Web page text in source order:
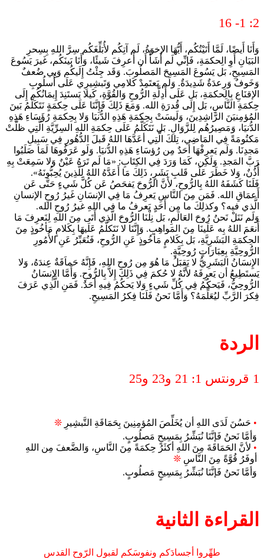
2: 1- 16
وَأَنَا أَيضًا، لَمَّا أَتَيْتُكُم، أَيُّهَا الإخوَةُ، لَم آتِكُم لأُبَلِّغَكُم سِرَّ اللهِ بِسِحرِ
البَيَانِ أَوِ الِحكمَةِ، فَإنِّي لَم أَشَأْ أَن أَعرِفَ شَيئًا، وَأَنَا بَينَكُم، غَيرَ يَسُوعَ
المَسِيحِ، بَل يَسُوعَ المَسِيحَ المَصلُوبَ. وَقَد جِئْتُ إِلَيكُم وَبِي ضُعفٌ
وَخَوفٌ وَرِعدَةٌ شَدِيدَةٌ. وَلَم يَعتَمِدْ كَلامِي وَتَبشِيرِي عَلَى أُسلُوبِ
الإقنَاعِ بِالِحكمَةِ، بَل عَلَى أَدِلَّةِ الرُّوحِ وَالقُوَّةِ، كَيلا يَستَنِدَ إِيمَانُكُم إِلَى
حِكمَةِ النَّاسِ، بَل إِلَى قُدرَةِ الله. وَمَعَ ذَلِكَ فَإِنَّنَا عَلَى حِكمَةٍ نَتَكَلَّمُ بَينَ
المُؤمِنيَنَ الرَّاشِدِينَ، وَلَيسَتْ بِحِكمَةِ هَذِهِ الدُّنيَا وَلا بِحِكمَةِ رُؤَسَاءِ هَذِهِ
الدُّنيَا، وَمَصِيرُهُم لِلزَّوَالِ. بَل نَتَكَلَّمُ عَلَى حِكمَةِ اللهِ السِرِّيَّةِ الَّتِي ظلَّتْ
مَكتُومَةً فِي المَاضِي، تِلكَ الَّتِي أعَدَّهَا اللهُ قَبلَ الدُّهُورِ فِي سَبِيلِ
مَجدِنَا. وَلَم يَعرِفْهَا أحَدٌ مِن رُؤسَاءِ هَذِهِ الدُّنيَا. وَلَو عَرَفُوهَا لَمَا صَلَبُوا
رَبَّ المَجدِ. وَلَكِن، كَمَا وَرَدَ فِي الكِتَابِ: «مَا لَم تَرَهُ عَيْنٌ وَلا سَمِعَتْ بِهِ
أُذُنٌ، وَلا خَطَرَ عَلَى قَلبِ بَشَرٍ، ذَلِكَ مَا أَعَدَّهُ اللهُ لِلَّذِينَ يُحِبُّونَهُ».
فَلَنَا كَشَفَهُ اللهُ بِالرُّوحِ، لأَنَّ الرُّوحَ يَفحَصُ عَن كُلَّ شَيءٍ حَتَّى عَن
أَعمَاقِ الله. فَمَن مِنَ النَّاسِ يَعرِفُ مَا فِي الإنسَانِ غَيرُ رُوحِ الإنسانِ
الَّذي فيه؟ وكذلِكَ ما مِن أَحَدٍ يَعرفُ ما في اللهِ غيرُ رُوحِ الله.
وَلَم نَنَلْ نَحنُ رُوحَ العَالَمِ، بَل نِلْنَا الرُّوحَ الَّذِي أَتَى مِنَ اللهِ لِنَعرِفَ مَا
أَنعَمَ اللهُ بِه عَلَينَا مِنَ المَواهِبِ. وَإِنَّنَا لا نَتَكلَّمُ عَلَيهَا بِكَلامٍ مَأخُوذٍ مِنَ
الحِكمَةِ البَشَرِيَّةِ، بَل بِكَلامٍ مَأخُوذٍ عَنِ الرُّوحِ، فَنُعَبِّرُ عَنِ الأُمُورِ
الرُّوحِيَّةِ بِعِبَارَاتٍ رُوحِيَّةٍ.
الإِنسَانُ البَشَرِيُّ لا يَقبَلُ مَا هُوَ مِن رُوحِ اللهِ، فَإِنَّهُ حَماَقَةٌ عِندَهُ، وَلا
يَستَطِيعُ أن يَعرِفَهُ لأَنَّهُ لا حُكمَ فِي ذَلِكَ إِلاَّ بِالرُّوحِ. وَأَمَّا الإِنسَانُ
الرُّوحِيُّ، فَيَحكُمُ فِي كُلِّ شَيءٍ وَلا يَحكُمُ فِيهِ أحَدٌ. فَمَنِ الَّذِي عَرَفَ
فِكرَ الرَّبِّ ليُعَلِّمَهُ؟ وَأَمَّا نَحنُ فَلَنَا فِكرُ المَسِيحِ.
الردة
1 قرونتس 1: 21 و23 و25
• حَسُنَ لَدَى اللهِ أن يُخَلِّصَ المُؤمِنِينَ بِحَمَاقَةِ التَّبشِيرِ ❊
وَأمَّا نَحنُ فَإنَّنَا نُبَشِّرُ بِمَسِيحٍ مَصلُوبٍ.
• لأنَّ الحَمَاقَةَ مِنَ اللهِ أكثَرُ حِكمَةً مِنَ النَّاسِ، وَالضَّعفَ مِن اللهِ
أوفَرُ قُوَّةً مِنَ النَّاسِ ❊
وَأمَّا نَحنُ فَإنَّنَا نُبَشِّرُ بِمَسِيحٍ مَصلُوبٍ.
القراءة الثانية
طهِّروا أجسادَكم ونفوسَكم لقبولِ الرّوحِ القدس